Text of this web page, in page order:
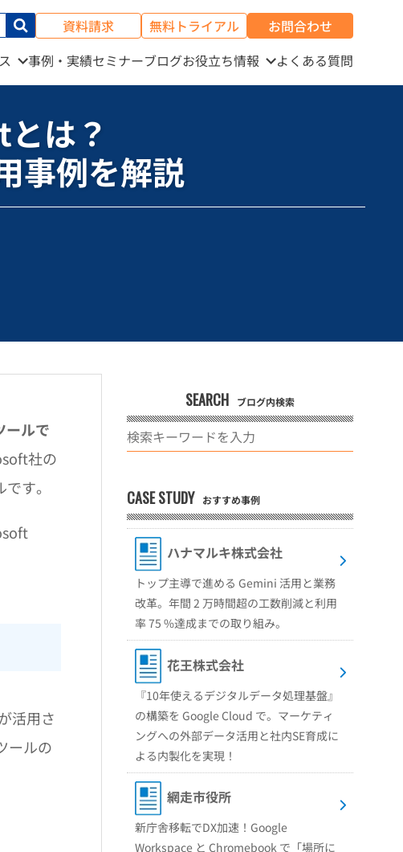
資料請求 無料トライアル
お問合わせ
事例・実績セミナーブログお役立ち情報 よくある質問
は？
事例を解説
ルで
社の
す。
活用さ
ールの
SEARCH ブログ内検索
CASE STUDY おすすめ事例
ハナマルキ株式会社
トップ主導で進める Gemini 活用と業務
改革。年間 2 万時間超の工数削減と利用
率 75 %達成までの取り組み。
花王株式会社
『10年使えるデジタルデータ処理基盤』
の構築を Google Cloud で。マーケティ
ングへの外部データ活用と社内SE育成に
よる内製化を実現！
網走市役所
新庁舎移転でDX加速！Google
Workspace と Chromebook で「場所に